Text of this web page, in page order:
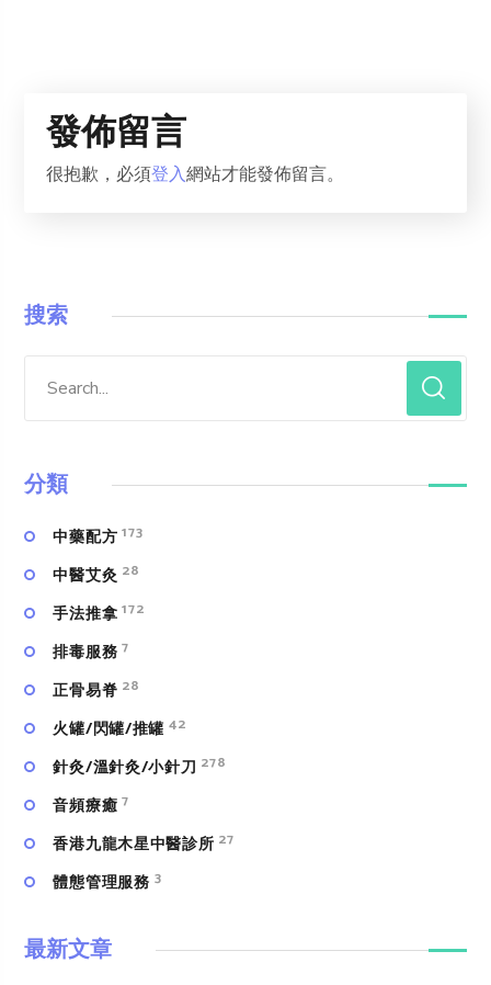
發佈留言
很抱歉，必須登入網站才能發佈留言。
搜索
分類
中藥配方 173
中醫艾灸 28
手法推拿 172
排毒服務 7
正骨易脊 28
火罐/閃罐/推罐 42
針灸/溫針灸/小針刀 278
⾳頻療癒 7
香港九龍木星中醫診所 27
體態管理服務 3
最新文章